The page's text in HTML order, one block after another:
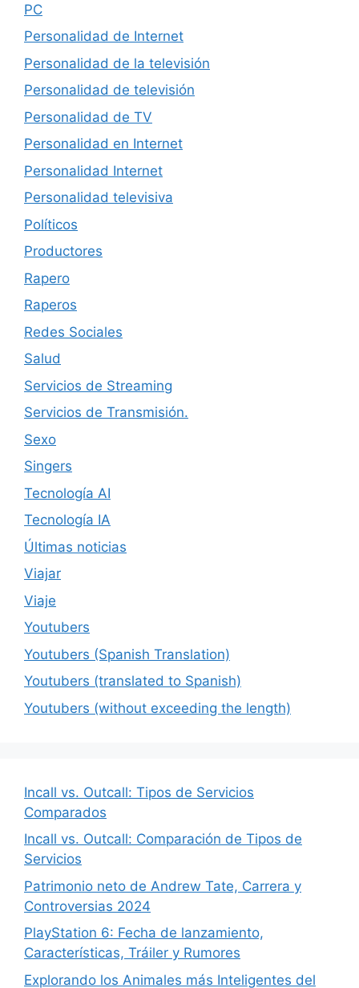
PC
Personalidad de Internet
Personalidad de la televisión
Personalidad de televisión
Personalidad de TV
Personalidad en Internet
Personalidad Internet
Personalidad televisiva
Políticos
Productores
Rapero
Raperos
Redes Sociales
Salud
Servicios de Streaming
Servicios de Transmisión.
Sexo
Singers
Tecnología AI
Tecnología IA
Últimas noticias
Viajar
Viaje
Youtubers
Youtubers (Spanish Translation)
Youtubers (translated to Spanish)
Youtubers (without exceeding the length)
Incall vs. Outcall: Tipos de Servicios
Comparados
Incall vs. Outcall: Comparación de Tipos de
Servicios
Patrimonio neto de Andrew Tate, Carrera y
Controversias 2024
PlayStation 6: Fecha de lanzamiento,
Características, Tráiler y Rumores
Explorando los Animales más Inteligentes del